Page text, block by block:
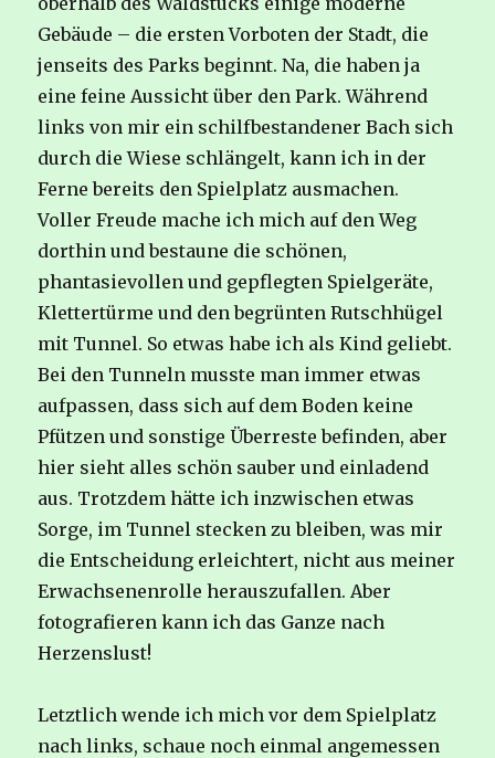
Gebäude – die ersten Vorboten der Stadt, die
jenseits des Parks beginnt. Na, die haben ja
eine feine Aussicht über den Park. Während
links von mir ein schilfbestandener Bach sich
durch die Wiese schlängelt, kann ich in der
Ferne bereits den Spielplatz ausmachen.
Voller Freude mache ich mich auf den Weg
dorthin und bestaune die schönen,
phantasievollen und gepflegten Spielgeräte,
Klettertürme und den begrünten Rutschhügel
mit Tunnel. So etwas habe ich als Kind geliebt.
Bei den Tunneln musste man immer etwas
aufpassen, dass sich auf dem Boden keine
Pfützen und sonstige Überreste befinden, aber
hier sieht alles schön sauber und einladend
aus. Trotzdem hätte ich inzwischen etwas
Sorge, im Tunnel stecken zu bleiben, was mir
die Entscheidung erleichtert, nicht aus meiner
Erwachsenenrolle herauszufallen. Aber
fotografieren kann ich das Ganze nach
Herzenslust!
Letztlich wende ich mich vor dem Spielplatz
nach links, schaue noch einmal angemessen